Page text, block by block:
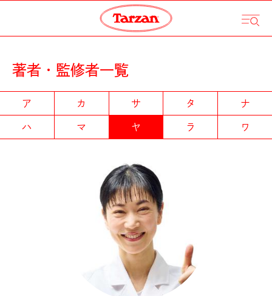
著者・監修者一覧
ア カ サ タ
ナ
ハ
マ ヤ ラ ワ